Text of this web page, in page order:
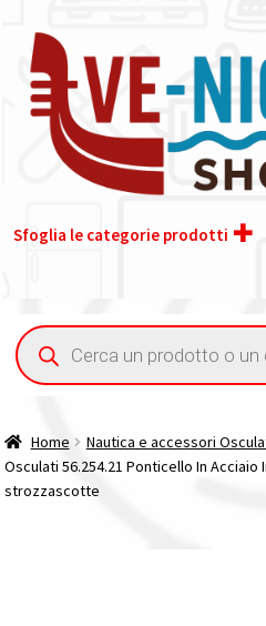
alla
navigazione
contenuto
Sfoglia le categorie prodotti
Acquisto iva 4% (agevolata)
Contatti
Ricerca
prodotti
Home Nautica e accessori
Osculati 56.254.21 Ponticello In Acciaio
strozzascotte